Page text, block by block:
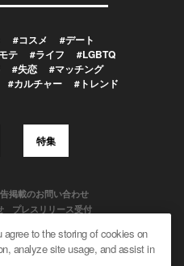
#コスメ
#デート
テ #ライフ
#LGBTQ
#失恋
#マッチング
#カルチャー #トレンド
特集
掲載のお問い合わせ
プレスリリース受付
agree to the storing of cookies on
analyze site usage, and assist in